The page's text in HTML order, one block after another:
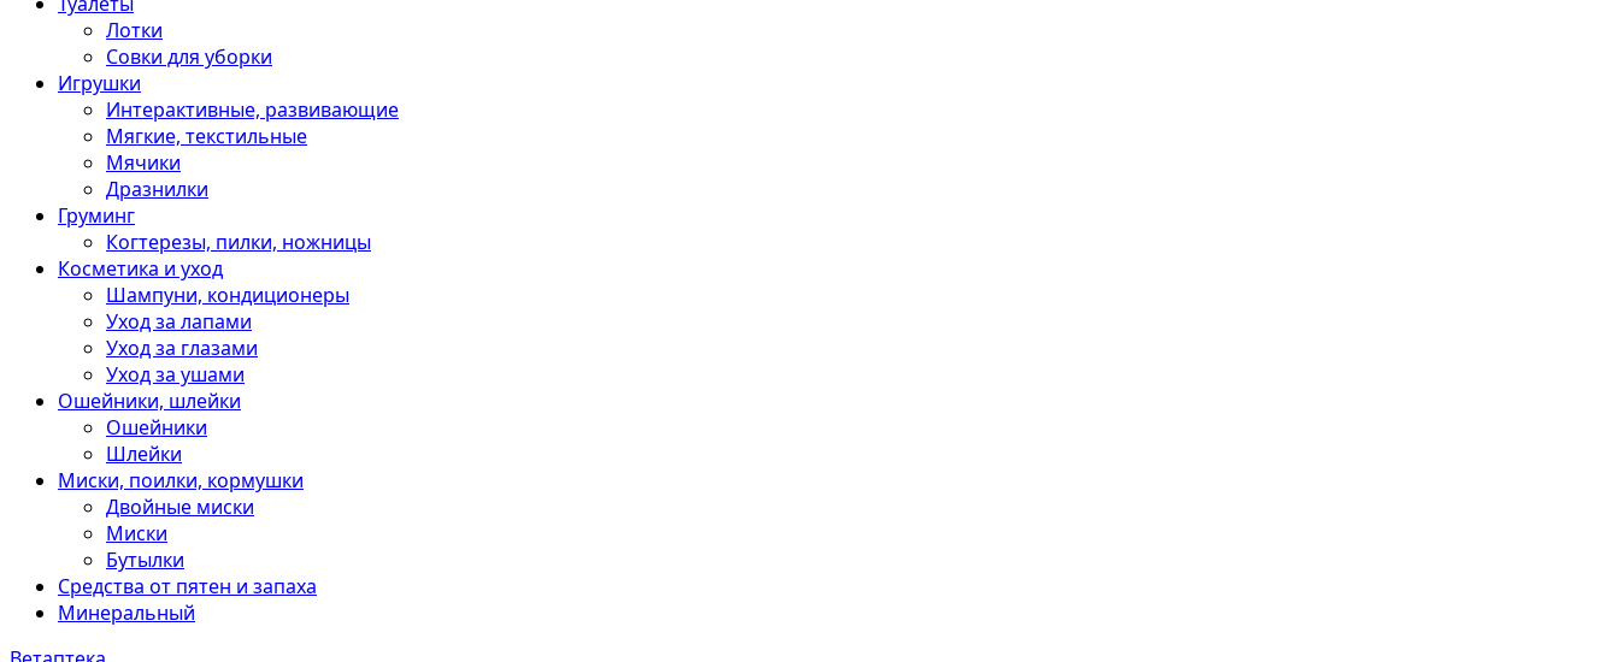
Лотки
Совки для уборки
Игрушки
Интерактивные, развивающие
Мягкие, текстильные
Мячики
Дразнилки
Груминг
Когтерезы, пилки, ножницы
Косметика и уход
Шампуни, кондиционеры
Уход за лапами
Уход за глазами
Уход за ушами
Ошейники, шлейки
Ошейники
Шлейки
Миски, поилки, кормушки
Двойные миски
Миски
Бутылки
Средства от пятен и запаха
Минеральный